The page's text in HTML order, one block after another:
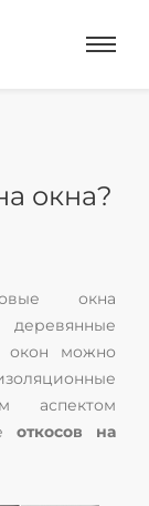
окна?
окна
деревянные
окон можно
аспектом
откосов на